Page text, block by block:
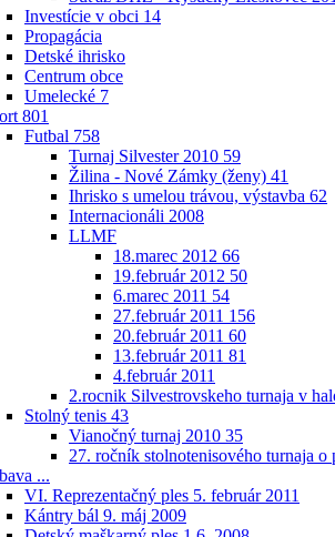
Investície v obci 14
Propagácia
Detské ihrisko
Centrum obce
Umelecké 7
801
Futbal 758
Turnaj Silvester 2010 59
Žilina - Nové Zámky (ženy) 41
Ihrisko s umelou trávou, výstavba 62
Internacionáli 2008
LLMF
18.marec 2012 66
19.február 2012 50
6.marec 2011 54
27.február 2011 156
20.február 2011 60
13.február 2011 81
4.február 2011
2.rocnik Silvestrovskeho turnaja v
Stolný tenis 43
Vianočný turnaj 2010 35
27. ročník stolnotenisového turnaja
...
VI. Reprezentačný ples 5. február 2011
Kántry bál 9. máj 2009